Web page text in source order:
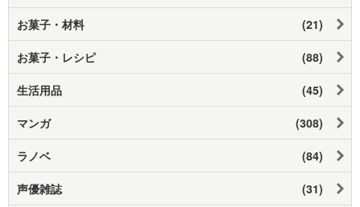
お菓子・材料 (21)
お菓子・レシピ (88)
生活用品 (45)
マンガ (308)
ラノベ (84)
声優雑誌 (31)